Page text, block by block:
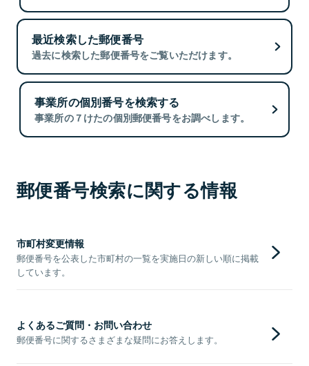
最近検索した郵便番号
過去に検索した郵便番号をご覧いただけます。
事業所の個別番号を検索する
事業所の７けたの個別郵便番号をお調べします。
郵便番号検索に関する情報
市町村変更情報
郵便番号を公表した市町村の一覧を実施日の新しい順に掲載
しています。
よくあるご質問・お問い合わせ
郵便番号に関するさまざまな疑問にお答えします。